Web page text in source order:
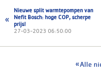
Nieuwe split warmtepompen van
Nefit Bosch: hoge COP, scherpe
prijs!
27-03-2023 06:50:00
Alle